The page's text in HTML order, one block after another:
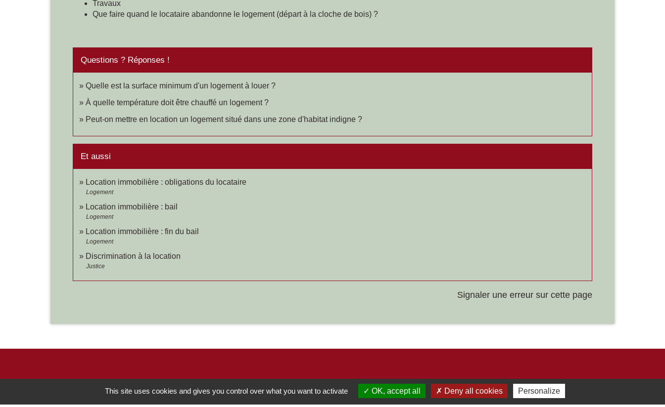
Travaux
Que faire quand le locataire abandonne le logement (départ à la cloche de bois) ?
Questions ? Réponses !
Quelle est la surface minimum d'un logement à louer ?
À quelle température doit être chauffé un logement ?
Peut-on mettre en location un logement situé dans une zone d'habitat indigne ?
Et aussi
Location immobilière : obligations du locataire
Logement
Location immobilière : bail
Logement
Location immobilière : fin du bail
Logement
Discrimination à la location
Justice
Signaler une erreur sur cette page
Contacts Liens
This site uses cookies and gives you control over what you want to activate OK, accept all Deny all cookies Personalize